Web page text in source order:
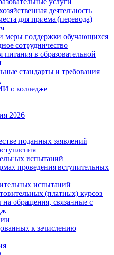
услуги
деятельность
для приема (перевода)
меры поддержки обучающихся
сотрудничество
питания в образовательной
стандарты и требования
о колледже
2026
поданных заявлений
испытаний
проведения вступительных
испытаний
(платных) курсов
обращения, связанные с
к зачислению